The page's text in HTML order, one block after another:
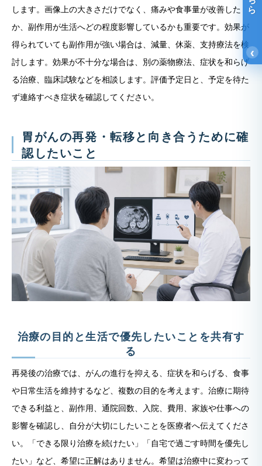
します。画像上の大きさだけでなく、痛みや食事量が改善した
か、副作用が生活へどの程度影響しているかも重要です。効果が
得られていても副作用が強い場合は、減量、休薬、支持療法を検
討します。効果が不十分な場合は、別の薬物療法、症状を和らげ
る治療、臨床試験などを相談します。評価予定日と、予定を待た
ず連絡すべき症状を確認してください。
胃がんの再発・転移と向き合うために確
認したいこと
治療の目的と生活で優先したいことを共有す
る
再発後の治療では、がんの進行を抑える、症状を和らげる、食事
や日常生活を維持するなど、複数の目的を考えます。治療に期待
できる利益と、副作用、通院回数、入院、費用、家族や仕事への
影響を確認し、自分が大切にしたいことを医療者へ伝えてくださ
い。「できる限り治療を続けたい」「自宅で過ごす時間を優先し
たい」など、希望に正解はありません。希望は治療中に変わって
‹